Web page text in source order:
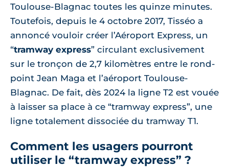
Toulouse-Blagnac toutes les quinze minutes.
Toutefois, depuis le 4 octobre 2017, Tisséo a
annoncé vouloir créer l’Aéroport Express, un
“tramway express” circulant exclusivement
sur le tronçon de 2,7 kilomètres entre le rond-
point Jean Maga et l’aéroport Toulouse-
Blagnac. De fait, dès 2024 la ligne T2 est vouée
à laisser sa place à ce “tramway express”, une
ligne totalement dissociée du tramway T1.
Comment les usagers pourront
utiliser le “tramway express” ?